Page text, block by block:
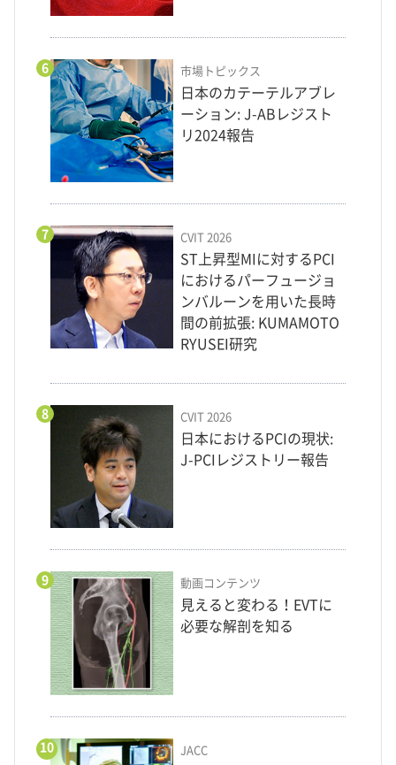
6 市場トピックス
日本のカテーテルアブレ
ーション: J-ABレジスト
リ2024報告
7 CVIT 2026
ST上昇型MIに対するPCI
におけるパーフュージョ
ンバルーンを用いた長時
間の前拡張: KUMAMOTO
RYUSEI研究
8 CVIT 2026
日本におけるPCIの現状:
J-PCIレジストリー報告
9 動画コンテンツ
見えると変わる！EVTに
必要な解剖を知る
10 JACC